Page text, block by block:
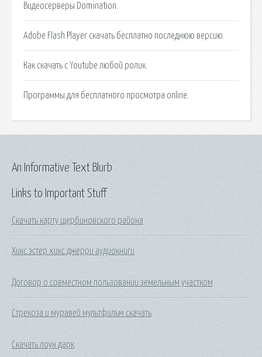
Видеосерверы Domination.
Adobe Flash Player скачать бесплатно последнюю версию.
Как скачать с Youtube любой ролик.
Программы для бесплатного просмотра online.
Links to Important Stuff
Скачать карту щербиновского района
Хикс эстер хикс джерри аудиокниги
Договор о совместном пользовании земельным участком
Стрекоза и муравей мультфильм скачать
Скачать лоун дарк
An Informative Text Blurb